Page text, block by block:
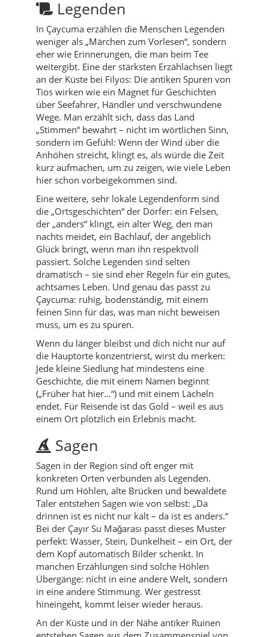
Legenden
In Çaycuma erzählen die Menschen Legenden
weniger als „Märchen zum Vorlesen“, sondern
eher wie Erinnerungen, die man beim Tee
weitergibt. Eine der stärksten Erzählachsen liegt
an der Küste bei Filyos: Die antiken Spuren von
Tios wirken wie ein Magnet für Geschichten
über Seefahrer, Händler und verschwundene
Wege. Man erzählt sich, dass das Land
„Stimmen“ bewahrt – nicht im wörtlichen Sinn,
sondern im Gefühl: Wenn der Wind über die
Anhöhen streicht, klingt es, als würde die Zeit
kurz aufmachen, um zu zeigen, wie viele Leben
hier schon vorbeigekommen sind.
Eine weitere, sehr lokale Legendenform sind
die „Ortsgeschichten“ der Dörfer: ein Felsen,
der „anders“ klingt, ein alter Weg, den man
nachts meidet, ein Bachlauf, der angeblich
Glück bringt, wenn man ihn respektvoll
passiert. Solche Legenden sind selten
dramatisch – sie sind eher Regeln für ein gutes,
achtsames Leben. Und genau das passt zu
Çaycuma: ruhig, bodenständig, mit einem
feinen Sinn für das, was man nicht beweisen
muss, um es zu spüren.
Wenn du länger bleibst und dich nicht nur auf
die Hauptorte konzentrierst, wirst du merken:
Jede kleine Siedlung hat mindestens eine
Geschichte, die mit einem Namen beginnt
(„Früher hat hier…“) und mit einem Lächeln
endet. Für Reisende ist das Gold – weil es aus
einem Ort plötzlich ein Erlebnis macht.
Sagen
Sagen in der Region sind oft enger mit
konkreten Orten verbunden als Legenden.
Rund um Höhlen, alte Brücken und bewaldete
Täler entstehen Sagen wie von selbst: „Da
drinnen ist es nicht nur kalt – da ist es anders.“
Bei der Çayır Su Mağarası passt dieses Muster
perfekt: Wasser, Stein, Dunkelheit – ein Ort, der
dem Kopf automatisch Bilder schenkt. In
manchen Erzählungen sind solche Höhlen
Übergänge: nicht in eine andere Welt, sondern
in eine andere Stimmung. Wer gestresst
hineingeht, kommt leiser wieder heraus.
An der Küste und in der Nähe antiker Ruinen